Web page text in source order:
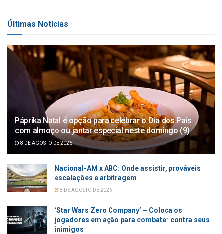
Últimas Notícias
Páprika Natal é opção para celebrar o Dia dos Pais
com almoço ou jantar especial neste domingo (9)
8 DE AGOSTO DE 2026
Nacional-AM x ABC: Onde assistir, prováveis
escalações e arbitragem
8 DE AGOSTO DE 2026
‘Star Wars Zero Company’ – Coloca os
jogadores em ação para combater contra seus
inimigos